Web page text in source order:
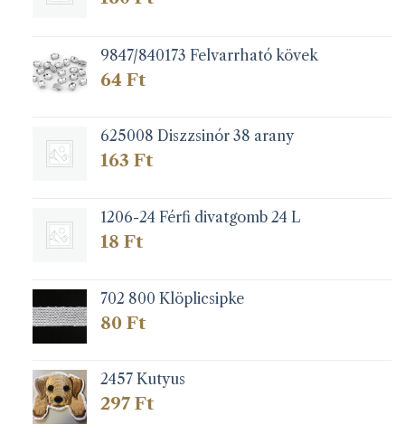
9847/840173 Felvarrható kövek
64 Ft
625008 Diszzsinór 38 arany
163 Ft
1206-24 Férfi divatgomb 24 L
18 Ft
702 800 Klöplicsipke
80 Ft
2457 Kutyus
297 Ft